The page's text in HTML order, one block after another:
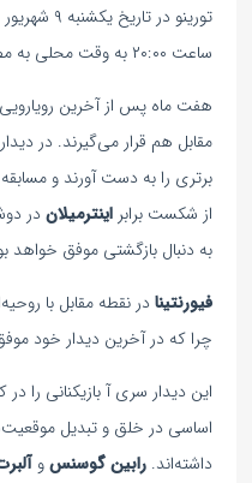
ساعت ۲۰:۰۰ به وقت محلی به مصاف فیورنتینا می‌رود.
هفت ماه پس از آخرین رویارویی
مقابل هم قرار می‌گیرند. در
برتری را به دست آورند و مسابقه با تساوی
از شکست برابراینترمیلان در
به دنبال بازگشتی موفق خواهد
فیورنتینا در نقطه مقابل با
چرا که در آخرین دیدار خود
این دیدار سری آ بازیکنانی را
اساسی در خلق و تبدیل
داشته‌اند.رابین گوسنسو